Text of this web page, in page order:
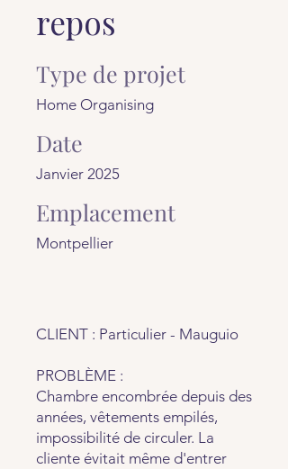
repos
Type de projet
Home Organising
Date
Janvier 2025
Emplacement
Montpellier
CLIENT : Particulier - Mauguio
PROBLÈME :
Chambre encombrée depuis des
années, vêtements empilés,
impossibilité de circuler. La
cliente évitait même d'entrer